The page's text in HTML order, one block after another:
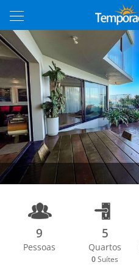
9
Pessoas
5
Quartos
0 Suítes